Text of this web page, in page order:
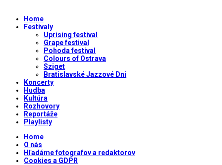
Home
Festivaly
Uprising festival
Grape festival
Pohoda festival
Colours of Ostrava
Sziget
Bratislavské Jazzové Dni
Koncerty
Hudba
Kultúra
Rozhovory
Reportáže
Playlisty
Home
O nás
Hľadáme fotografov a redaktorov
Cookies a GDPR